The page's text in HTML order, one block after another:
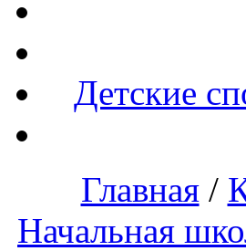
Детские
Главная/
Начальная